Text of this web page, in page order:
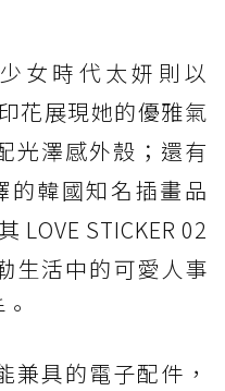
女時代太妍則以
花展現她的優雅氣
光澤感外殼；還有
的韓國知名插畫品
LOVE STICKER 02
生活中的可愛人事
兼具的電子配件，